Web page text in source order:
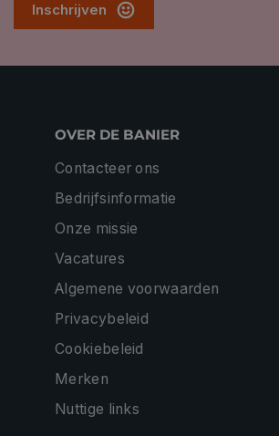
Inschrijven
OVER DE BANIER
Contacteer ons
Bedrijfsinformatie
Onze missie
Vacatures
Algemene voorwaarden
Privacybeleid
Cookiebeleid
Merken
Nuttige links